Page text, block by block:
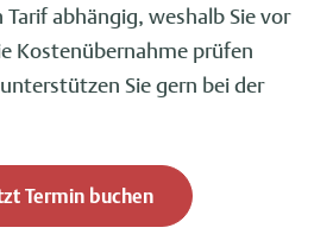
abhängig, weshalb Sie vor
Kostenübernahme prüfen
Sie gern bei der
Termin buchen